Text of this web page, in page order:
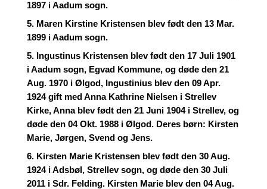
1897 i Aadum sogn.
5. Maren Kirstine Kristensen blev født den 13 Mar.
1899 i Aadum sogn.
5. Ingustinus Kristensen blev født den 17 Juli 1901
i Aadum sogn, Egvad Kommune, og døde den 21
Aug. 1970 i Ølgod, Ingustinius blev den 09 Apr.
1924 gift med Anna Kathrine Nielsen i Strellev
Kirke, Anna blev født den 21 Juni 1904 i Strellev, og
døde den 04 Okt. 1988 i Ølgod. Deres børn: Kirsten
Marie, Jørgen, Svend og Jens.
6. Kirsten Marie Kristensen blev født den 30 Aug.
1924 i Adsbøl, Strellev sogn, og døde den 30 Juli
2011 i Sdr. Felding. Kirsten Marie blev den 04 Aug.